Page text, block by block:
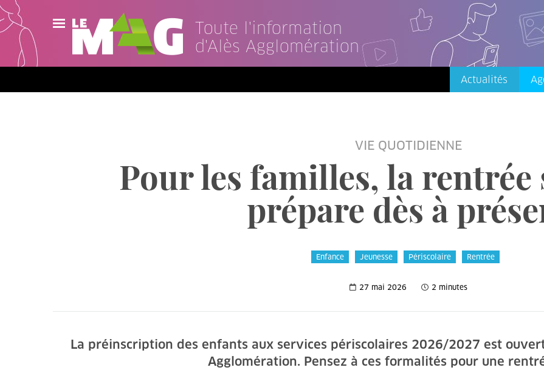
Toute l'information
d'Alès Agglomération
Actualités
Agenda
Actualités
VIE QUOTIDIENNE
Pour les familles, la rentrée
prépare dès à
Enfance Jeunesse Périscolaire Rentrée
27 mai 2026 2 minutes
La préinscription des enfants aux services périscolaires 2026/2027 est
Agglomération. Pensez à ces formalités pour une